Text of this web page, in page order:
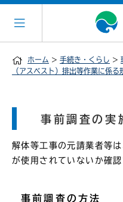
ホーム > 手続き・くらし >
（アスベスト）排出等作業に係る
事前調査の実
解体等工事の元請業者等
が使用されていないか確
事前調査の方法